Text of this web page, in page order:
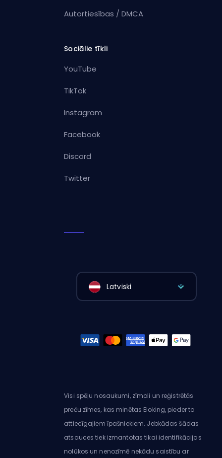
Autortiesības / DMCA
Sociālie tīkli
YouTube
TikTok
Instagram
Facebook
Discord
Twitter
Latviski
Visi spēļu nosaukumi, zīmoli un reģistrētās
preču zīmes, kas minētas Eloking, pieder to
attiecīgajiem īpašniekiem. Jebkādas šādas
atsauces tiek izmantotas tikai identifikācijas
nolūkos un nenozīmē nekādu saistību ar